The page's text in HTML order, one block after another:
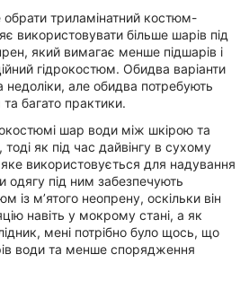
триламінатний костюм-
використовувати більше шарів під
який вимагає менше підшарів і
гідрокостюм. Обидва варіанти
недоліки, але обидва потребують
багато практики.
шар води між шкірою та
як під час дайвінгу в сухому
використовується для надування
під ним забезпечують
із м’ятого неопрену, оскільки він
навіть у мокрому стані, а як
мені потрібно було щось, що
води та менше спорядження